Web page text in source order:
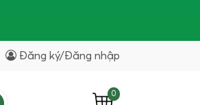
Đăng ký/Đăng nhập
0